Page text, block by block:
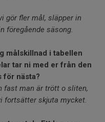
gör fler mål, släpper in
föregående säsong.
målskillnad i tabellen
tar ni med er från den
för nästa?
fast man är trött o sliten,
fortsätter skjuta mycket.